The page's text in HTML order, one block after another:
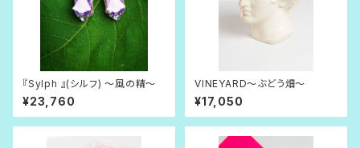
『Sylph 』(シルフ) 〜風の精〜
¥23,760
VINEYARD〜ぶどう畑〜
¥17,050